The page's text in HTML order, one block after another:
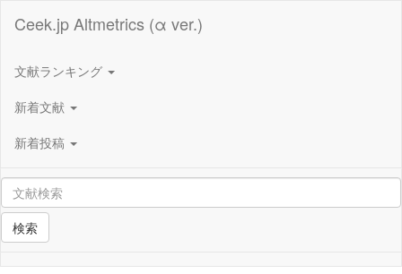
Ceek.jp Altmetrics (α ver.)
文献ランキング
新着文献
新着投稿
検索